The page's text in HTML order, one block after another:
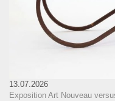
13.07.2026
Exposition Art Nouveau